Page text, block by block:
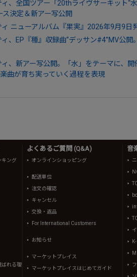
、全国ツアー「20thライヴサーキット“
決定＆新アー写公開
ニューアルバム『果実』2026年9月9日
、EP『種』収録曲“デッサン#4”MV公
、新アー写公開。「水」をテーマに、
曲が育ち実っていく過程を表現
キング
ばれる理
よくあるご質問 (Q&A)
オンラインショッピング
配送単位
注文の確認
キャンセル
交換・返品
For International Customers
お知らせ
マーケットプレイス
マーケットプレイスはじめてガイド
音